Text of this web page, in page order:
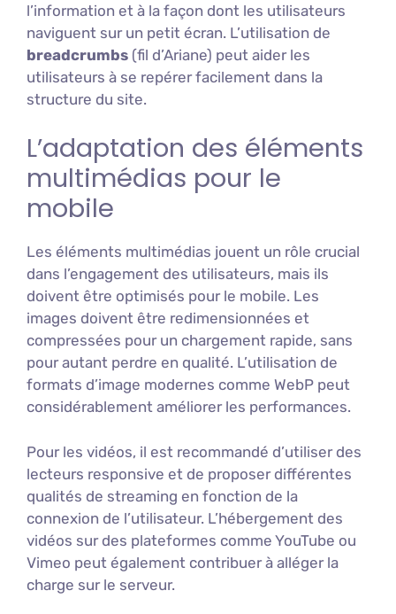
l’information et à la façon dont les utilisateurs
naviguent sur un petit écran. L’utilisation de
breadcrumbs (fil d’Ariane) peut aider les
utilisateurs à se repérer facilement dans la
structure du site.
L’adaptation des éléments
multimédias pour le
mobile
Les éléments multimédias jouent un rôle crucial
dans l’engagement des utilisateurs, mais ils
doivent être optimisés pour le mobile. Les
images doivent être redimensionnées et
compressées pour un chargement rapide, sans
pour autant perdre en qualité. L’utilisation de
formats d’image modernes comme WebP peut
considérablement améliorer les performances.
Pour les vidéos, il est recommandé d’utiliser des
lecteurs responsive et de proposer différentes
qualités de streaming en fonction de la
connexion de l’utilisateur. L’hébergement des
vidéos sur des plateformes comme YouTube ou
Vimeo peut également contribuer à alléger la
charge sur le serveur.